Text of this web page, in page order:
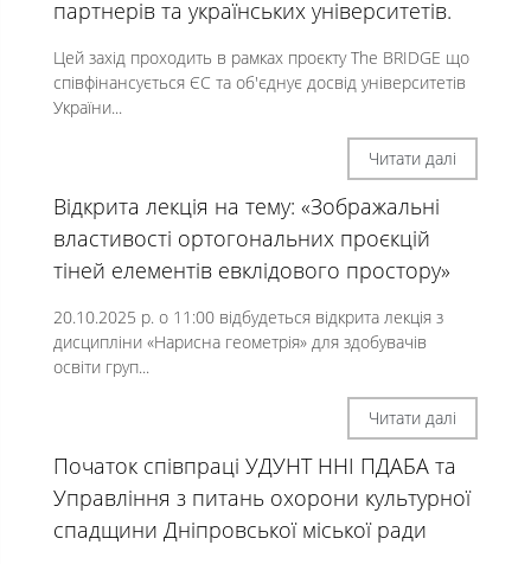
партнерів та українських університетів.
Цей захід проходить в рамках проєкту The BRIDGE що
співфінансується ЄС та об'єднує досвід університетів
України...
Читати далі
Відкрита лекція на тему: «Зображальні
властивості ортогональних проєкцій
тіней елементів евклідового простору»
20.10.2025 р. о 11:00 відбудеться відкрита лекція з
дисципліни «Нарисна геометрія» для здобувачів
освіти груп...
Читати далі
Початок співпраці УДУНТ ННІ ПДАБА та
Управління з питань охорони культурної
спадщини Дніпровської міської ради